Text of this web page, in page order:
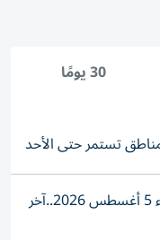
30 يومًا
تستمر حتى الأحد
أسعار الذهب اليوم في مصر الأربعاء 5 أغسطس 2026..آخر